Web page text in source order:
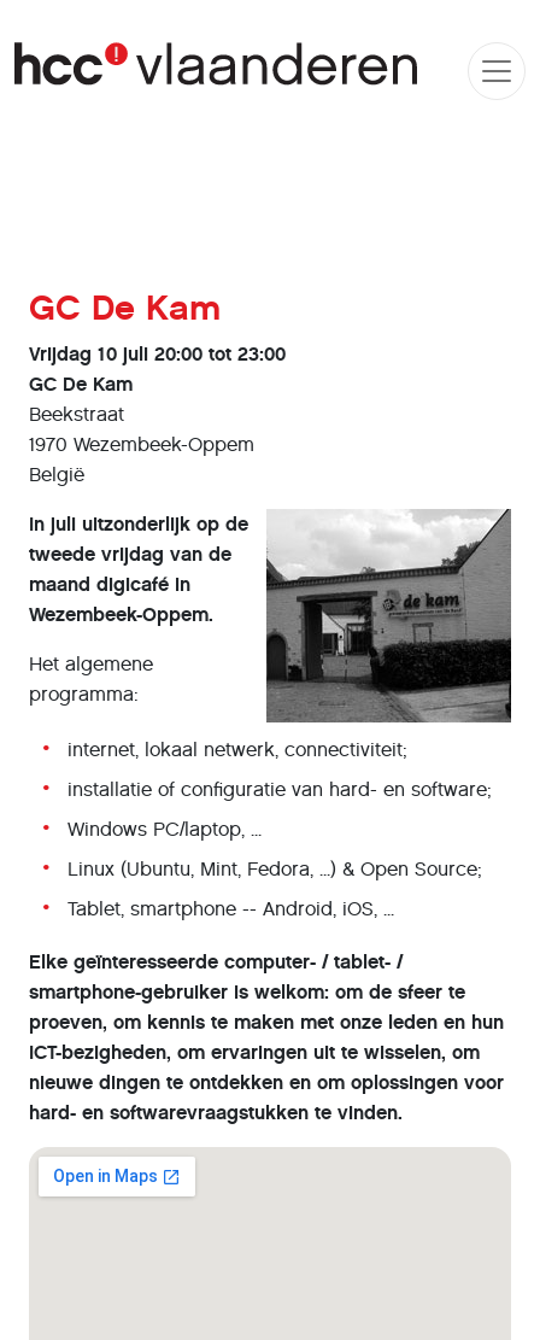
GC De Kam
Vrijdag 10 juli 20:00 tot 23:00
GC De Kam
Beekstraat
1970 Wezembeek-Oppem
België
In juli uitzonderlijk op de
tweede vrijdag van de
maand digicafé in
Wezembeek-Oppem.
Het algemene
programma:
internet, lokaal netwerk, connectiviteit;
installatie of configuratie van hard- en software;
Windows PC/laptop, ...
Linux (Ubuntu, Mint, Fedora, ...) & Open Source;
Tablet, smartphone -- Android, iOS, ...
Elke geïnteresseerde computer- / tablet- /
smartphone-gebruiker is welkom: om de sfeer te
proeven, om kennis te maken met onze leden en hun
ICT-bezigheden, om ervaringen uit te wisselen, om
nieuwe dingen te ontdekken en om oplossingen voor
hard- en softwarevraagstukken te vinden.